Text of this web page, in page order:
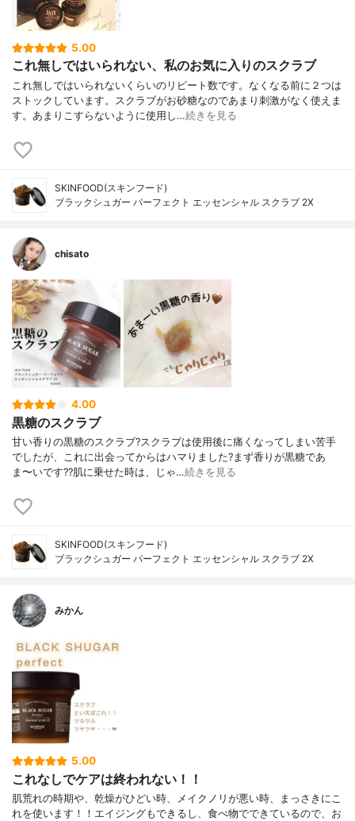
5.00
これ無しではいられない、私のお気に入りのスクラブ
これ無しではいられないくらいのリピート数です。なくなる前に２つは
ストックしています。スクラブがお砂糖なのであまり刺激がなく使えま
す。あまりこすらないように使用し…続きを見る
SKINFOOD(スキンフード)
ブラックシュガー パーフェクト エッセンシャル スクラブ 2X
chisato
4.00
黒糖のスクラブ
甘い香りの黒糖のスクラブ?スクラブは使用後に痛くなってしまい苦手
でしたが、これに出会ってからはハマりました?まず香りが黒糖であ
ま〜いです??肌に乗せた時は、じゃ…続きを見る
SKINFOOD(スキンフード)
ブラックシュガー パーフェクト エッセンシャル スクラブ 2X
みかん
5.00
これなしでケアは終われない！！
肌荒れの時期や、乾燥がひどい時、メイクノリが悪い時、まっさきにこ
れを使います！！エイジングもできるし、食べ物でできているので、お